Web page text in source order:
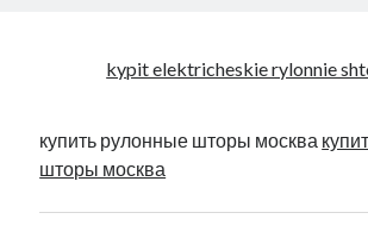
kypit elektricheskie rylonnie
купить рулонные шторы москва
шторы москва